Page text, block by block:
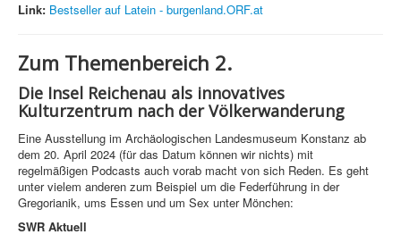
Link: Bestseller auf Latein - burgenland.ORF.at
Zum Themenbereich 2.
Die Insel Reichenau als innovatives
Kulturzentrum nach der Völkerwanderung
Eine Ausstellung im Archäologischen Landesmuseum Konstanz ab
dem 20. April 2024 (für das Datum können wir nichts) mit
regelmäßigen Podcasts auch vorab macht von sich Reden. Es geht
unter vielem anderen zum Beispiel um die Federführung in der
Gregorianik, ums Essen und um Sex unter Mönchen:
SWR Aktuell